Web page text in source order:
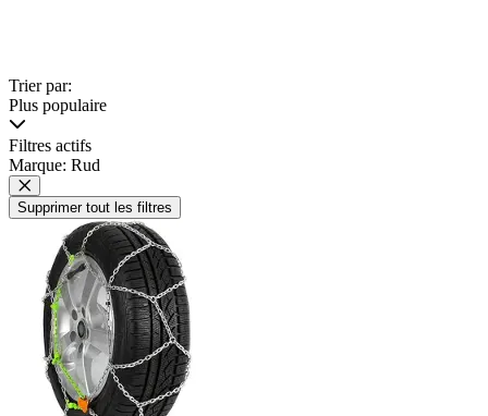
Trier par:
Plus populaire
Filtres actifs
Marque: Rud
Supprimer tout les filtres